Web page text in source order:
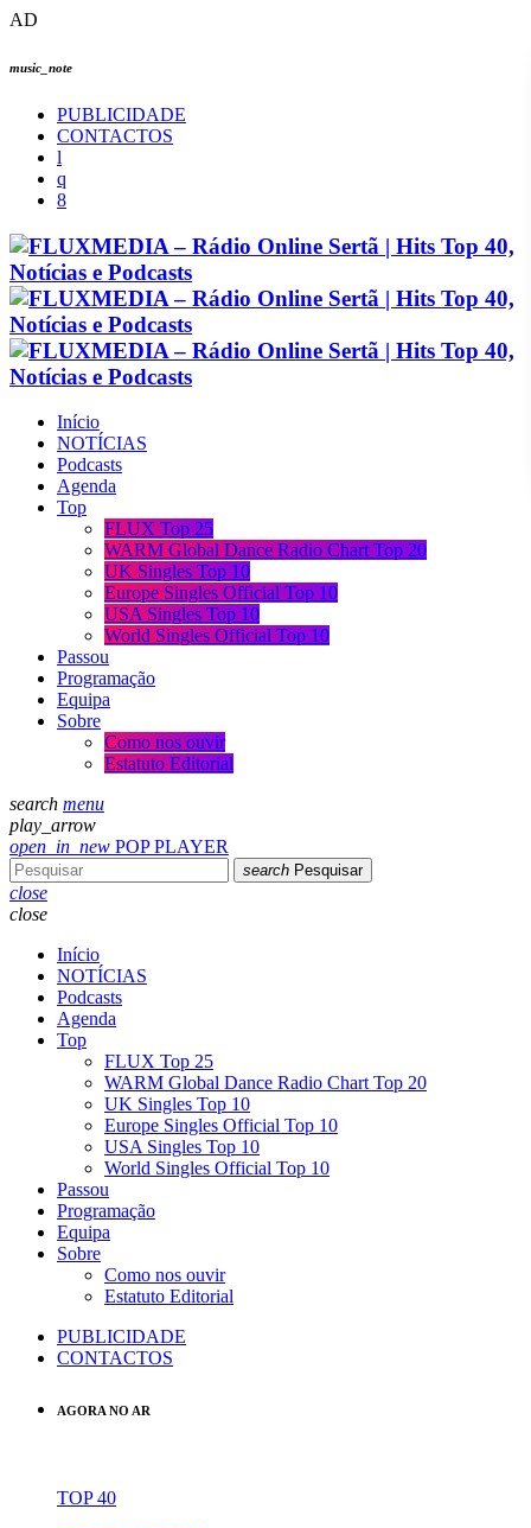
AD
music_note
PUBLICIDADE
CONTACTOS
Início
NOTÍCIAS
Podcasts
Agenda
Top
FLUX Top 25
WARM Global Dance Radio Chart Top 20
UK Singles Top 10
Europe Singles Official Top 10
USA Singles Top 10
World Singles Official Top 10
Passou
Programação
Equipa
Sobre
Como nos ouvir
Estatuto Editorial
search menu
play_arrow
open_in_new POP PLAYER
search Pesquisar
close
close
Início
NOTÍCIAS
Podcasts
Agenda
Top
FLUX Top 25
WARM Global Dance Radio Chart Top 20
UK Singles Top 10
Europe Singles Official Top 10
USA Singles Top 10
World Singles Official Top 10
Passou
Programação
Equipa
Sobre
Como nos ouvir
Estatuto Editorial
PUBLICIDADE
CONTACTOS
AGORA NO AR
TOP 40